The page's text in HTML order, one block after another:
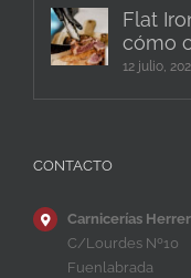
Flat
cómo
12 julio,
CONTACTO
Carnicerías
C/Lourdes Nº10
Fuenlabrada